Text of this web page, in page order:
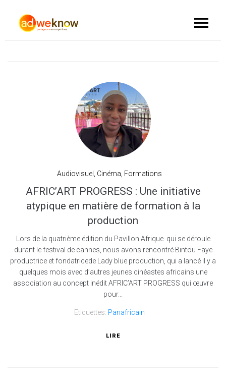
Audiovisuel Cinéma Formations
AFRIC’ART PROGRESS : Une initiative
atypique en matière de formation à la
production
Lors de la quatrième édition du Pavillon Afrique qui se déroule
durant le festival de cannes, nous avons rencontré Bintou Faye
productrice et fondatricede Lady blue production, qui a lancé il y a
quelques mois avec d’autres jeunes cinéastes africains une
association au concept inédit AFRIC’ART PROGRESS qui œuvre
pour...
Etiquettes: Panafricain
LIRE